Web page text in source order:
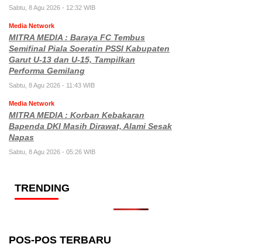
Sabtu, 8 Agu 2026 - 12:32 WIB
Media Network
MITRA MEDIA : Baraya FC Tembus
Semifinal Piala Soeratin PSSI Kabupaten
Garut U-13 dan U-15, Tampilkan
Performa Gemilang
Sabtu, 8 Agu 2026 - 11:43 WIB
Media Network
MITRA MEDIA : Korban Kebakaran
Bapenda DKI Masih Dirawat, Alami Sesak
Napas
Sabtu, 8 Agu 2026 - 05:26 WIB
TRENDING
POS-POS TERBARU